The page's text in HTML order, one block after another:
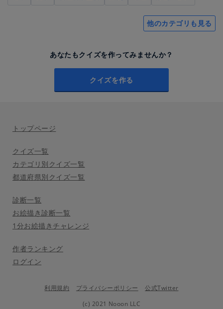
他のカテゴリも見る
あなたもクイズを作ってみませんか？
クイズを作る
トップページ
クイズ一覧
カテゴリ別クイズ一覧
都道府県別クイズ一覧
診断一覧
お絵描き診断一覧
1分お絵描きチャレンジ
作者ランキング
ログイン
利用規約 プライバシーポリシー
公式Twitter
(c) 2021 Nooon LLC